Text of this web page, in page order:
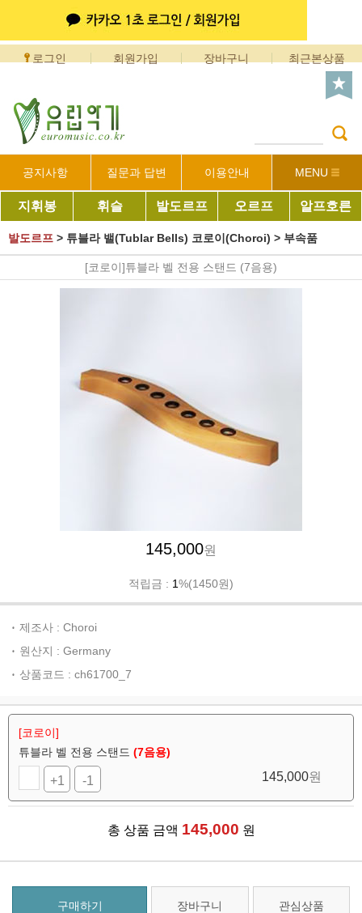
로그인 회원가입 장바구니 최근본상품
공지사항 질문과 답변 이용안내 MENU
지휘봉 휘슬 발도르프 오르프 알프호른
발도르프 > 튜블라 밸(Tublar Bells) 코로이(Choroi) > 부속품
[코로이]튜블라 벨 전용 스탠드 (7음용)
145,000원
적립금 : 1%(1450원)
제조사 : Choroi
원산지 : Germany
상품코드 : ch61700_7
[코로이]
튜블라 벨 전용 스탠드 (7음용)
+1 -1 145,000원
총 상품 금액 145,000 원
구매하기 장바구니 관심상품